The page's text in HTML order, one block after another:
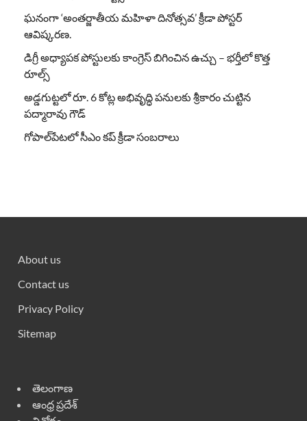
ఘనంగా ‘అంతర్జాతీయ మహిళా దినోత్సవ’ క్రీడా పోస్టర్
ఆవిష్కరణ.
డిగ్రీ అధ్యాపక పోస్టులకు కాంగ్రెస్ బిగించిన ఉచ్చు – భర్తీలో కొత్త
రూల్స్
అడ్డగుట్టలో రూ. 6 కోట్ల అభివృద్ధి పనులకు శ్రీకారం చుట్టిన
పద్మారావు గౌడ్
గోపాల్‌పేటలో సీఎం కప్ క్రీడా సంబరాలు
About us
Contact us
Privacy Policy
Sitemap
తెలంగాణ
ఆంధ్ర ప్రదేశ్